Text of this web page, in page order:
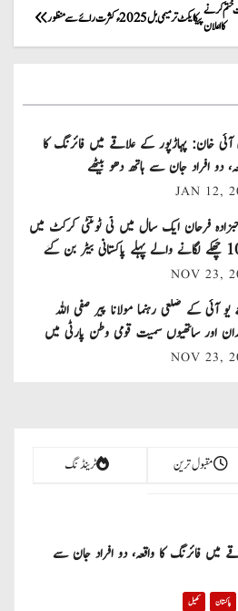
پیکا ایکٹ ترمیمی بل 2025ء کثرت رائے سے منظورکرنے
کا اعلان
خان: پہاڑپور کے علاقے میں فائرنگ کا
دو افراد جان سے ہاتھ دھو بیٹھے
JAN 12,
فرحان ایک سال میں ٹی ٹوئنٹی کرکٹ میں
بن گئے
NOV 23,
آئی کے ضلعی رہنما مولانا پیر صفی اللہ
اور ساتھیوں سمیت قومی وطن پارٹی میں
NOV 23,
مقبول ترین ٹرینڈنگ
فائرنگ کا واقعہ، دو افراد جان سے
پاکستان کھیل